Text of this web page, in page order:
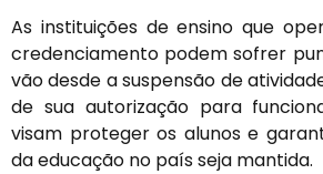
As instituições de ensino que
credenciamento podem sofrer
vão desde a suspensão de
de sua autorização para
visam proteger os alunos e
da educação no país seja mantida.